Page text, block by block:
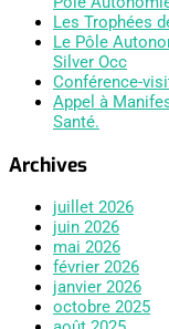
Les Trophées
Le Pôle
Silver Occ
Conférence-
Appel à
Santé.
Archives
juillet 2026
juin 2026
mai 2026
février 2026
janvier 2026
octobre 2025